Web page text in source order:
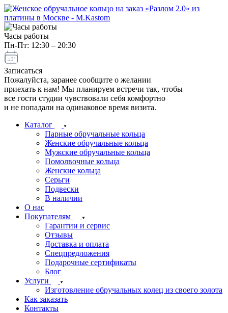
Часы работы
Пн-Пт: 12:30 – 20:30
Записаться
Пожалуйста, заранее сообщите о желании
приехать к нам! Мы планируем встречи так, чтобы
все гости студии чувствовали себя комфортно
и не попадали на одинаковое время визита.
Каталог
Парные обручальные кольца
Женские обручальные кольца
Мужские обручальные кольца
Помолвочные кольца
Женские кольца
Серьги
Подвески
В наличии
О нас
Покупателям
Гарантии и сервис
Отзывы
Доставка и оплата
Спецпредложения
Подарочные сертификаты
Блог
Услуги
Изготовление обручальных колец из своего золота
Как заказать
Контакты